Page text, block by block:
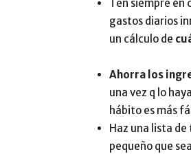
Ten siempre en
gastos diarios
un cálculo de
Ahorra los
una vez q lo
hábito es más
Haz una lista
pequeño que